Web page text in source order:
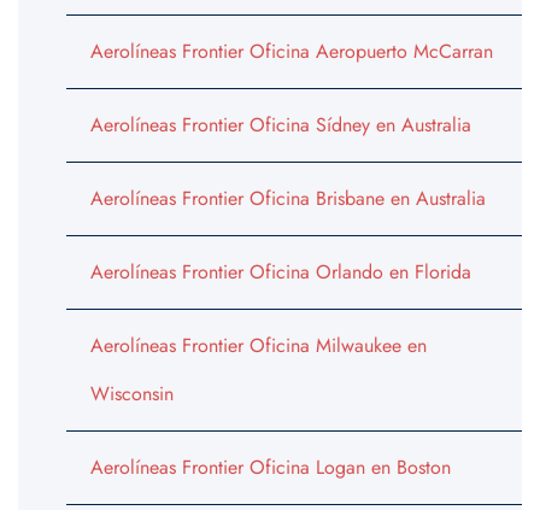
Aerolíneas Frontier Oficina Aeropuerto McCarran
Aerolíneas Frontier Oficina Sídney en Australia
Aerolíneas Frontier Oficina Brisbane en Australia
Aerolíneas Frontier Oficina Orlando en Florida
Aerolíneas Frontier Oficina Milwaukee en
Wisconsin
Aerolíneas Frontier Oficina Logan en Boston